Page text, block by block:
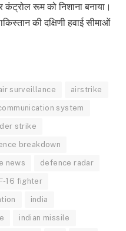
रूम को निशाना बनाया।
की दक्षिणी हवाई सीमाओं
surveillance airstrike
system
strike
breakdown
news defence radar
F-16 fighter
india
indian missile